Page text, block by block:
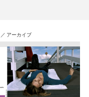
／ アーカイブ